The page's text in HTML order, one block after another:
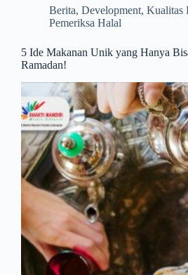
Berita, Development, Kualitas
Pemeriksa Halal
5 Ide Makanan Unik yang Hanya
Ramadan!